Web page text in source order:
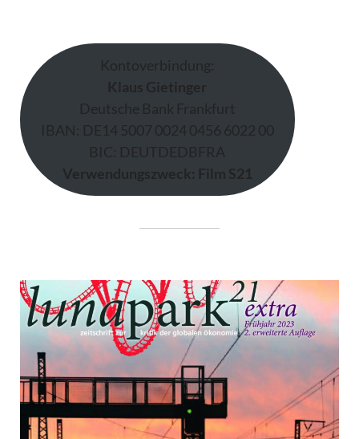
Kontoverbindung:
Klaus Gietinger
Deutsche Bank Frankfurt
IBAN: DE14 5007 0024 0456 6022 00
BIC: DEUTDEDBFRA
Verwendungszweck: Film S21